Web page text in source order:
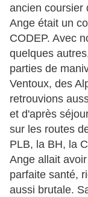
ancien coursier
Ange était un
CODEP. Avec
quelques
parties de
Ventoux, des
retrouvions
et d'après
sur les routes
PLB, la BH, la
Ange allait
parfaite santé,
aussi brutale.